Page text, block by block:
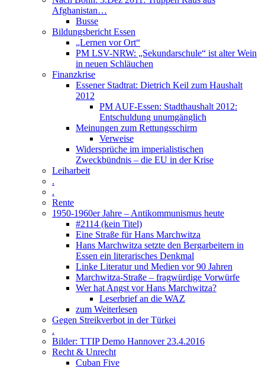
Afghanistan…
Busse
Bildungsbericht Essen
„Lernen vor Ort“
PM LSV-NRW: „Sekundarschule“ ist alter Wein
in neuen Schläuchen
Finanzkrise
Essener Stadtrat: Dietrich Keil zum Haushalt
2012
PM AUF-Essen: Stadthaushalt 2012:
Entschuldung unumgänglich
Meinungen zum Rettungsschirm
Verweise
Widersprüche im imperialistischen
Zweckbündnis – die EU in der Krise
Leiharbeit
.
.
Rente
1950-1960er Jahre – Antikommunismus heute
#2114 (kein Titel)
Eine Straße für Hans Marchwitza
Hans Marchwitza setzte den Bergarbeitern in
Essen ein literarisches Denkmal
Linke Literatur und Medien vor 90 Jahren
Marchwitza-Straße – fragwürdige Vorwürfe
Wer hat Angst vor Hans Marchwitza?
Leserbrief an die WAZ
zum Weiterlesen
Gegen Streikverbot in der Türkei
.
Bilder: TTIP Demo Hannover 23.4.2016
Recht & Unrecht
Cuban Five